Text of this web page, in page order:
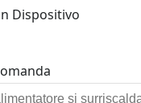
Dispositivo